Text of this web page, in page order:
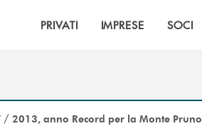
PRIVATI IMPRESE SOCI
/ 2013, anno Record per la Monte Pruno